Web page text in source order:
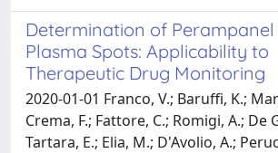
Determination of Perampanel
Plasma Spots: Applicability to
Therapeutic Drug Monitoring
2020-01-01 Franco, V.; Baruffi, K.;
Crema, F.; Fattore, C.; Romigi, A.; De
Tartara, E.; Elia, M.; D'Avolio, A.;